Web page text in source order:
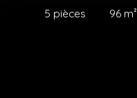
5 pièces 96 m²